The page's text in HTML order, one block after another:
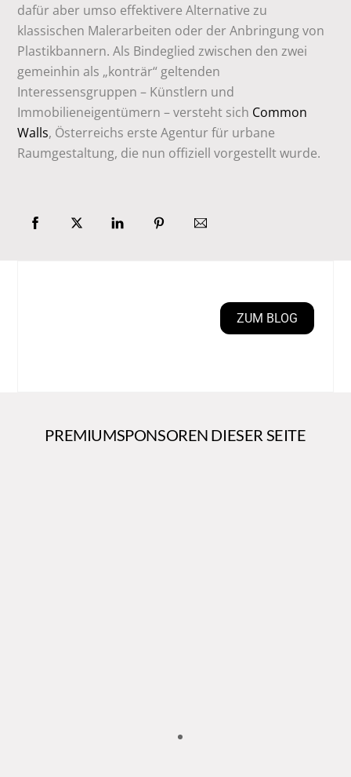
dafür aber umso effektivere Alternative zu
klassischen Malerarbeiten oder der Anbringung von
Plastikbannern. Als Bindeglied zwischen den zwei
gemeinhin als „konträr“ geltenden
Interessensgruppen – Künstlern und
Immobilieneigentümern – versteht sich Common
Walls, Österreichs erste Agentur für urbane
Raumgestaltung, die nun offiziell vorgestellt wurde.
ZUM BLOG
PREMIUMSPONSOREN DIESER SEITE